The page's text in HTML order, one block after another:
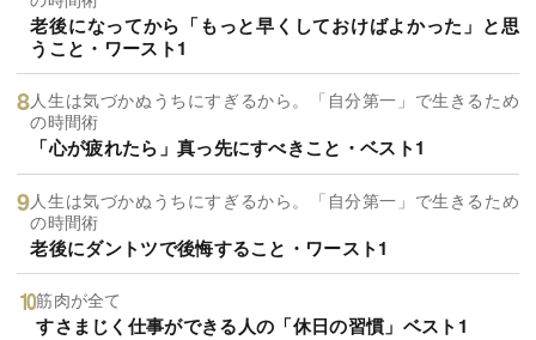
老後になってから「もっと早くしておけばよかった」と思
うこと・ワースト1
人生は気づかぬうちにすぎるから。「自分第一」で生きるため
の時間術
「心が疲れたら」真っ先にすべきこと・ベスト1
人生は気づかぬうちにすぎるから。「自分第一」で生きるため
の時間術
老後にダントツで後悔すること・ワースト1
筋肉が全て
すさまじく仕事ができる人の「休日の習慣」ベスト1